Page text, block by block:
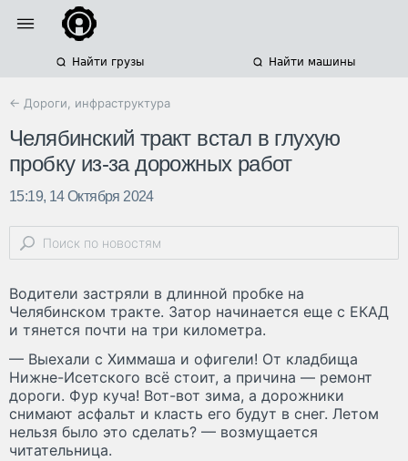
Найти грузы Найти машины
← Дороги, инфраструктура
Челябинский тракт встал в глухую
пробку из-за дорожных работ
15:19, 14 Октября 2024
Водители застряли в длинной пробке на
Челябинском тракте. Затор начинается еще с ЕКАД
и тянется почти на три километра.
— Выехали с Химмаша и офигели! От кладбища
Нижне-Исетского всё стоит, а причина — ремонт
дороги. Фур куча! Вот-вот зима, а дорожники
снимают асфальт и класть его будут в снег. Летом
нельзя было это сделать? — возмущается
читательница.